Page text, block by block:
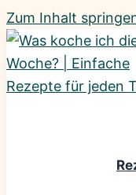
Zum Inhalt